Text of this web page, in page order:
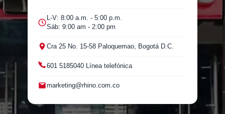
L-V: 8:00 a.m. - 5:00 p.m.
Sáb: 9:00 am - 2:00 pm
Cra 25 No. 15-58 Paloquemao, Bogotá D.C.
601 5185040 Línea telefónica
marketing@rhino.com.co